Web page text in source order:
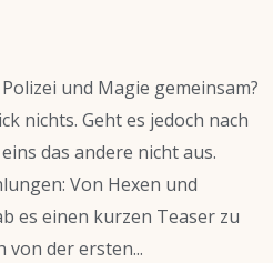
und Magie gemeinsam?
nichts. Geht es jedoch nach
das andere nicht aus.
Von Hexen und
es einen kurzen Teaser zu
von der ersten...